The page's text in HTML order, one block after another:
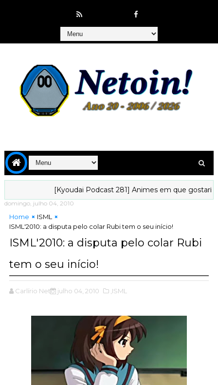
[Kyoudai Podcast 281] Animes em que
domingo, julho 04, 2010
Home
ISML
ISML'2010: a disputa pelo colar Rubi tem o seu início!
ISML'2010: a disputa pelo colar Rubi
tem o seu início!
Carlírio Neto julho 04, 2010 ,ISML